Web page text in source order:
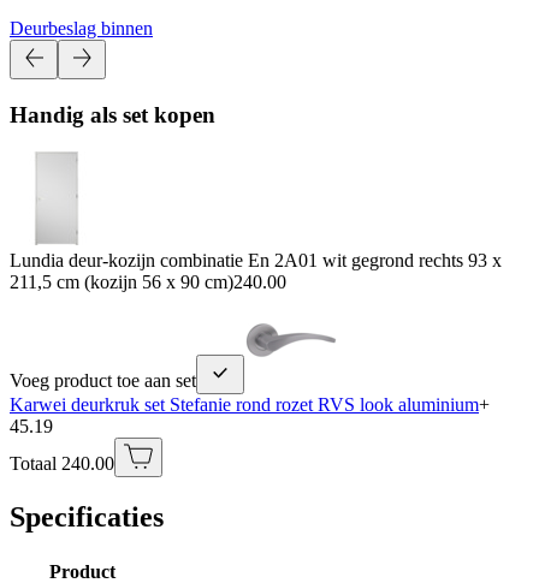
Deurbeslag binnen
Handig als set kopen
Lundia deur-kozijn combinatie En 2A01 wit gegrond rechts 93 x
211,5 cm (kozijn 56 x 90 cm)240.00
Voeg product toe aan set
Karwei deurkruk set Stefanie rond rozet RVS look aluminium+
45.19
Totaal 240.00
Specificaties
Product